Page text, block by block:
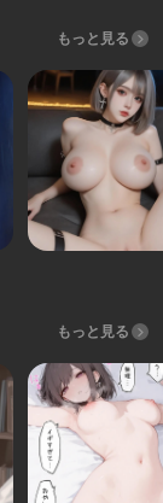
もっと見る
もっと見る